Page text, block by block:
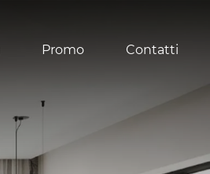
Promo Contatti